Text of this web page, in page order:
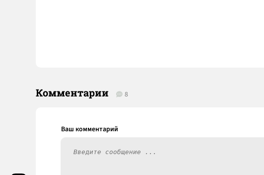
Комментарии 8